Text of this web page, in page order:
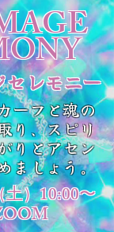
レモニー
ーフと魂の
り、スピリ
りとアセン
ましょう。
）10:00〜